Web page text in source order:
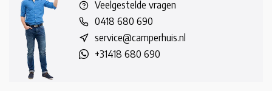
Veelgestelde vragen
0418 680 690
service@camperhuis.nl
+31418 680 690